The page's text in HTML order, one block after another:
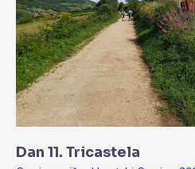
Dan 11. Tricastela